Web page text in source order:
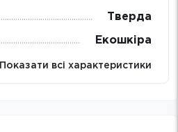
Тверда
Екошкіра
Показати всі характеристики